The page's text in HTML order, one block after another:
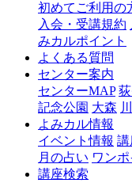
初めてご利用の
入会・受講規約
みカルポイント
よくある質問
センター案内
センターMAP
記念公園 大森
よみカル情報
イベント情報 講
月の占い ワン
講座検索